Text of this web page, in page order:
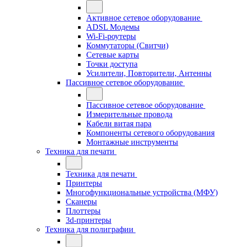
Активное сетевое оборудование
ADSL Модемы
Wi-Fi-роутеры
Коммутаторы (Свитчи)
Сетевые карты
Точки доступа
Усилители, Повторители, Антенны
Пассивное сетевое оборудование
Пассивное сетевое оборудование
Измерительные провода
Кабели витая пара
Компоненты сетевого оборудования
Монтажные инструменты
Техника для печати
Техника для печати
Принтеры
Многофункциональные устройства (МФУ)
Сканеры
Плоттеры
3d-принтеры
Техника для полиграфии